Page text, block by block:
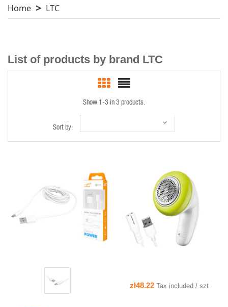
Home LTC
List of products by brand LTC
Show 1-3 in 3 products.
Sort by:
QUICK VIEW QUICK VIEW
zł48.22 Tax included / szt